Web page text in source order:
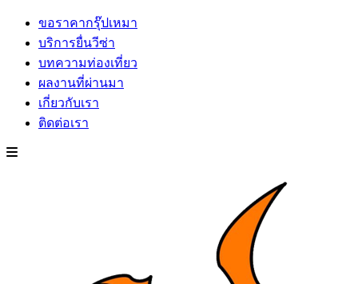
ขอราคากรุ๊ปเหมา
บริการยื่นวีซ่า
บทความท่องเที่ยว
ผลงานที่ผ่านมา
เกี่ยวกับเรา
ติดต่อเรา